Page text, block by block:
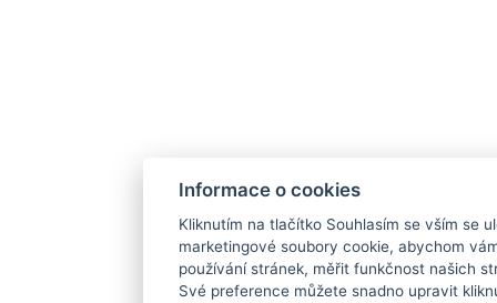
Informace o cookies
Kliknutím na tlačítko Souhlasím se vším se
marketingové soubory cookie, abychom
používání stránek, měřit funkčnost našich
Své preference můžete snadno upravit